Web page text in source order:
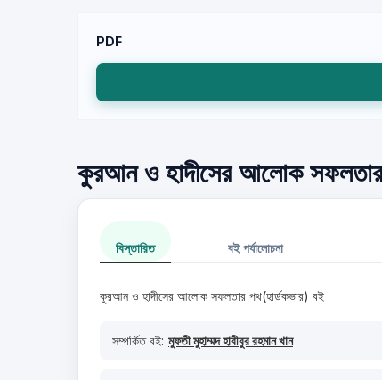
PDF
কুরআন ও হাদীসের আলোক সফলতার
বিস্তারিত বই পর্যালোচনা
কুরআন ও হাদীসের আলোক সফলতার পথ(হার্ডকভার) বই
সম্পর্কিত বই: মুফতী মুহাম্মদ হাবীবুর রহমান খান